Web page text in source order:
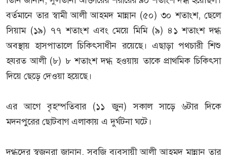
বর্তমানে তার স্বামী আলী আহমদ মান্নান (৫০) ৩০ শতাংশ, ছেলে
সিয়াম (১৯) ৭৭ শতাংশ এবং মেয়ে মিমি (৯) ৪১ শতাংশ দগ্ধ
অবস্থায় হাসপাতালে চিকিৎসাধীন রয়েছে। এছাড়া পথচারী শিশু
হযরত আলী (৮) ৮ শতাংশ দগ্ধ হওয়ায় তাকে প্রাথমিক চিকিৎসা
দিয়ে ছেড়ে দেওয়া হয়েছে।
এর আগে বৃহস্পতিবার (১১ জুন) সকাল সাড়ে ৬টার দিকে
মদনপুরের ছোটবাগ এলাকায় এ দুর্ঘটনা ঘটে।
দগ্ধদের স্বজনরা জানান, সবজি ব্যবসায়ী আলী আহমদ মান্নান তার